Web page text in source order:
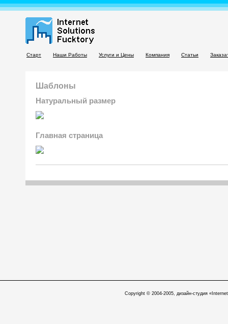
Старт Наши Работы Услуги и Цены Компания Статьи
Шаблоны
Натуральный размер
Главная страница
Copyright © 2004-2005, дизайн-студия